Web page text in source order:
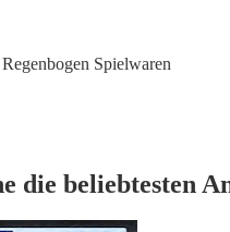
Spielwaren
die beliebtesten